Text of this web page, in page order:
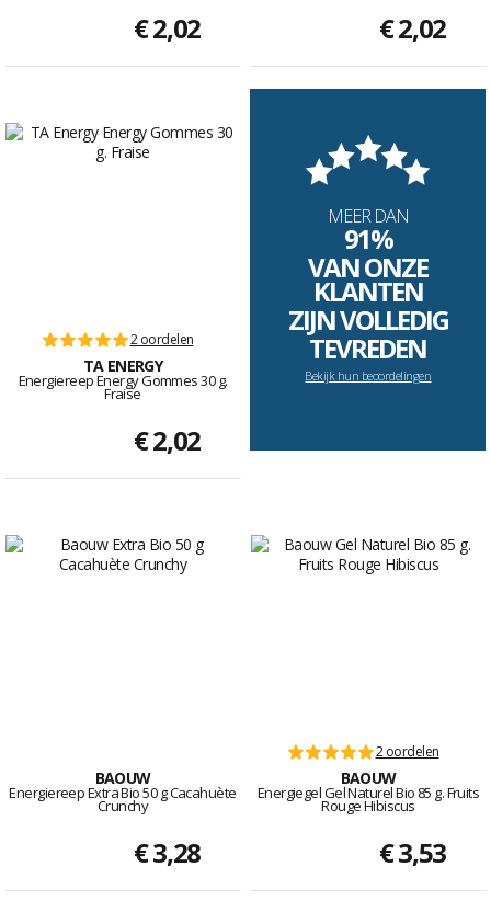
€ 2,02 € 2,02
2 oordelen
TA ENERGY
Energiereep Energy Gommes 30 g.
Fraise
€ 2,02
MEER DAN
91%
VAN ONZE
KLANTEN
ZIJN VOLLEDIG
TEVREDEN
Bekijk hun beoordelingen
BAOUW
Energiereep Extra Bio 50 g Cacahuète
Crunchy
€ 3,28
2 oordelen
BAOUW
Energiegel Gel Naturel Bio 85 g. Fruits
Rouge Hibiscus
€ 3,53